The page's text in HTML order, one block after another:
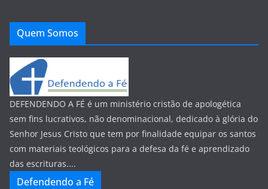
Quem Somos
DEFENDENDO A FÉ é um ministério cristão de apologética
sem fins lucrativos, não denominacional, dedicado à glória do
Senhor Jesus Cristo que tem por finalidade equipar os santos
com materiais teológicos para a defesa da fé e aprendizado
das escrituras....
Defendendo a Fé